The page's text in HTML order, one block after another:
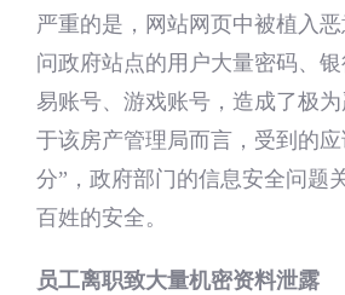
严重的是，网站网页中被植入
问政府站点的用户大量密码、
易账号、游戏账号，造成了极
于该房产管理局而言，受到的
分”，政府部门的信息安全问题
百姓的安全。
员工离职致大量机密资料泄露